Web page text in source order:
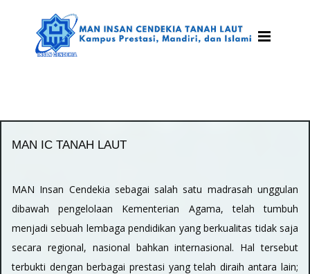
MAN IC TANAH LAUT
MAN Insan Cendekia sebagai salah satu madrasah unggulan
dibawah pengelolaan Kementerian Agama, telah tumbuh
menjadi sebuah lembaga pendidikan yang berkualitas tidak saja
secara regional, nasional bahkan internasional. Hal tersebut
terbukti dengan berbagai prestasi yang telah diraih antara lain;